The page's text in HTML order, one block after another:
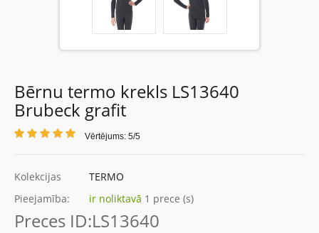
Bērnu termo krekls LS13640
Brubeck grafit
Vērtējums: 5/5
Kolekcijas
TERMO
Pieejamība:
ir noliktavā 1 prece (s)
Preces ID:LS13640